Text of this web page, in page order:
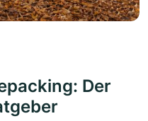
Der